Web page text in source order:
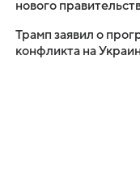
нового
Трамп заявил о
конфликта на